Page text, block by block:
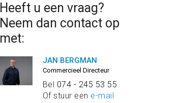
Heeft u een vraag?
Neem dan contact op
met:
JAN BERGMAN
Commercieel Directeur
Bel 074 - 245 53 55
Of stuur een e-mail